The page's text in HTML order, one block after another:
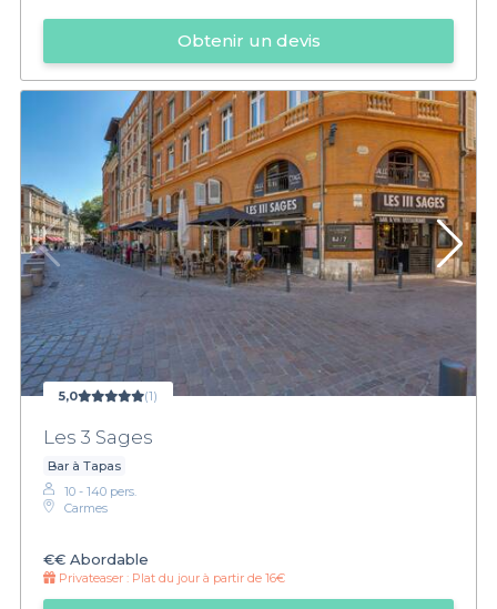
Obtenir un devis
5,0 (1)
Les 3 Sages
Bar à Tapas
10 - 140 pers.
Carmes
€€ Abordable
Privateaser : Plat du jour à partir de 16€